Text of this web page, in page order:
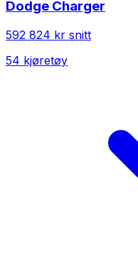
Dodge Charger
592 824 kr snitt
54 kjøretøy